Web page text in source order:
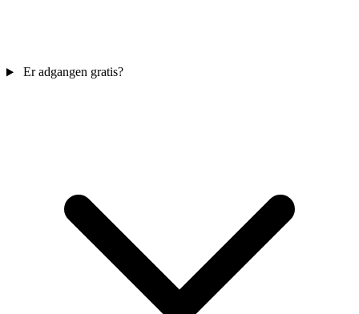
Er adgangen gratis?